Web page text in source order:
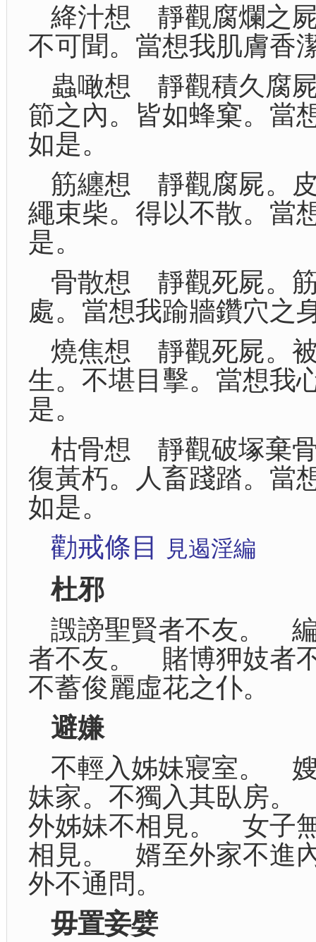
絳汁想 靜觀腐爛之
不可聞。當想我肌膚香
蟲噉想 靜觀積久腐
節之內。皆如蜂窠。當
如是。
筋纏想 靜觀腐屍。
繩束柴。得以不散。當
是。
骨散想 靜觀死屍。
處。當想我踰牆鑽穴之
燒焦想 靜觀死屍。
生。不堪目擊。當想我
是。
枯骨想 靜觀破塚棄
復黃朽。人畜踐踏。當
如是。
勸戒條目
見遏淫編
杜邪
譭謗聖賢者不友。
者不友。 賭博狎妓者
不蓄俊麗虛花之仆。
避嫌
不輕入姊妹寢室。
妹家。不獨入其臥房
外姊妹不相見。 女子
相見。 婿至外家不進
外不通問。
毋置妾嬖